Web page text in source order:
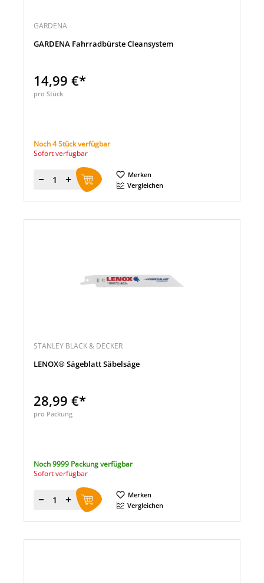
GARDENA
GARDENA Fahrradbürste Cleansystem
14,99 €*
pro Stück
Noch 4 Stück verfügbar
Sofort verfügbar
Menge
Merken
Vergleichen
STANLEY BLACK & DECKER
LENOX® Sägeblatt Säbelsäge
28,99 €*
pro Packung
Noch 9999 Packung verfügbar
Sofort verfügbar
Menge
Merken
Vergleichen